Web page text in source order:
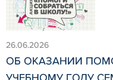
26.06.2026
ОБ ОКАЗАНИИ